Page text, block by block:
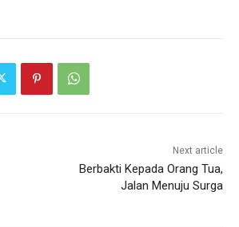
Next article
Berbakti Kepada Orang Tua,
Jalan Menuju Surga